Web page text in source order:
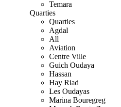
Temara
Quarties
Quarties
Agdal
All
Aviation
Centre Ville
Guich Oudaya
Hassan
Hay Riad
Les Oudayas
Marina Bouregreg